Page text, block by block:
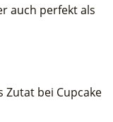
auch perfekt als
Zutat bei Cupcake